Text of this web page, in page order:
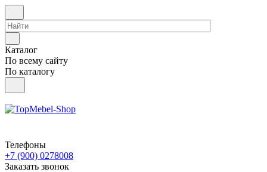
Каталог
По всему сайту
По каталогу
Телефоны
+7 (900) 0278008
Заказать звонок